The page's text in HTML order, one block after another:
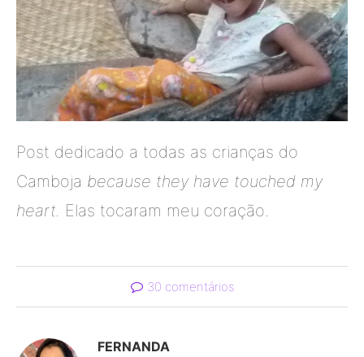
Post dedicado a todas as crianças do
Camboja because they have touched my
heart. Elas tocaram meu coração.
30 comentários
FERNANDA